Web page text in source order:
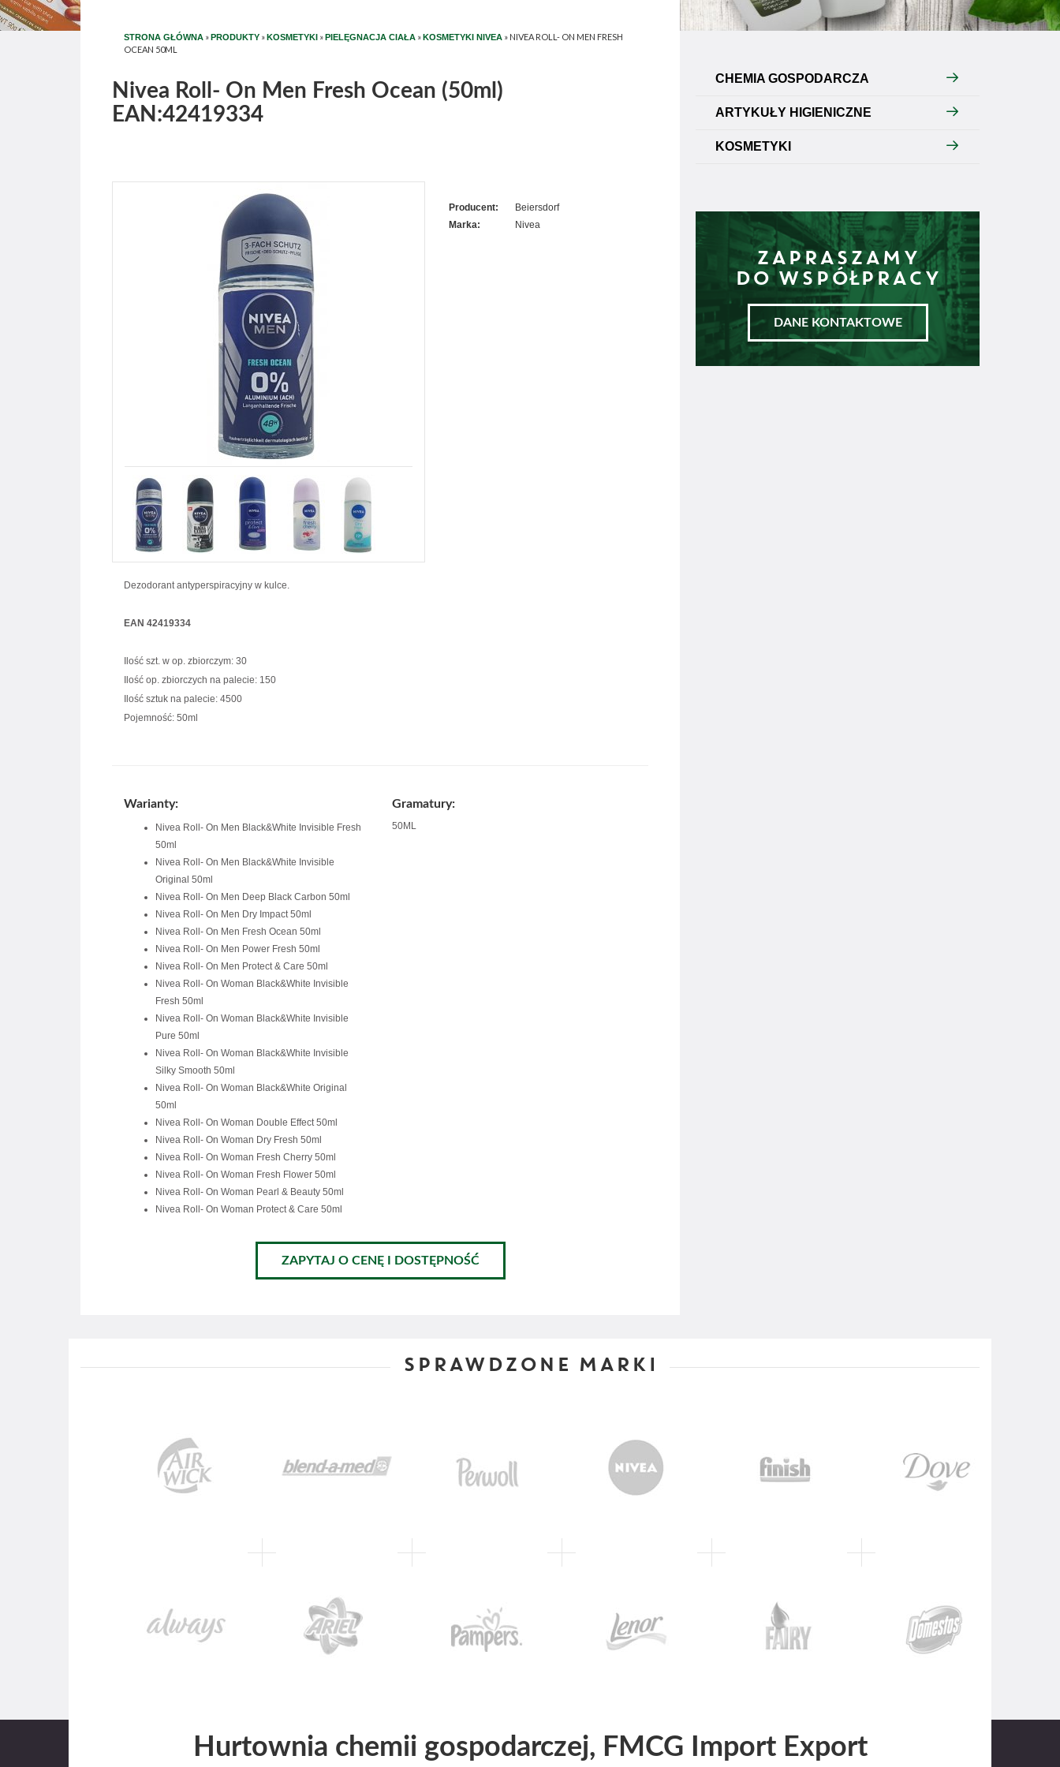
STRONA GŁÓWNA » PRODUKTY » KOSMETYKI » PIELĘGNACJA CIAŁA » KOSMETYKI NIVEA » NIVEA ROLL- ON MEN FRESH
OCEAN 50ML
Nivea Roll- On Men Fresh Ocean (50ml)
EAN:42419334
Producent:
Beiersdorf
Marka:
Nivea
Dezodorant antyperspiracyjny w kulce.
EAN 42419334
Ilość szt. w op. zbiorczym: 30
Ilość op. zbiorczych na palecie: 150
Ilość sztuk na palecie: 4500
Pojemność: 50ml
Warianty:
Nivea Roll- On Men Black&White Invisible Fresh
50ml
Nivea Roll- On Men Black&White Invisible
Original 50ml
Nivea Roll- On Men Deep Black Carbon 50ml
Nivea Roll- On Men Dry Impact 50ml
Nivea Roll- On Men Fresh Ocean 50ml
Nivea Roll- On Men Power Fresh 50ml
Nivea Roll- On Men Protect & Care 50ml
Nivea Roll- On Woman Black&White Invisible
Fresh 50ml
Nivea Roll- On Woman Black&White Invisible
Pure 50ml
Nivea Roll- On Woman Black&White Invisible
Silky Smooth 50ml
Nivea Roll- On Woman Black&White Original
50ml
Nivea Roll- On Woman Double Effect 50ml
Nivea Roll- On Woman Dry Fresh 50ml
Nivea Roll- On Woman Fresh Cherry 50ml
Nivea Roll- On Woman Fresh Flower 50ml
Nivea Roll- On Woman Pearl & Beauty 50ml
Nivea Roll- On Woman Protect & Care 50ml
Gramatury:
50ML
ZAPYTAJ O CENĘ I DOSTĘPNOŚĆ
CHEMIA GOSPODARCZA
ARTYKUŁY HIGIENICZNE
KOSMETYKI
ZAPRASZAMY
DO WSPÓŁPRACY
DANE KONTAKTOWE
SPRAWDZONE MARKI
Hurtownia chemii gospodarczej, FMCG Import Export